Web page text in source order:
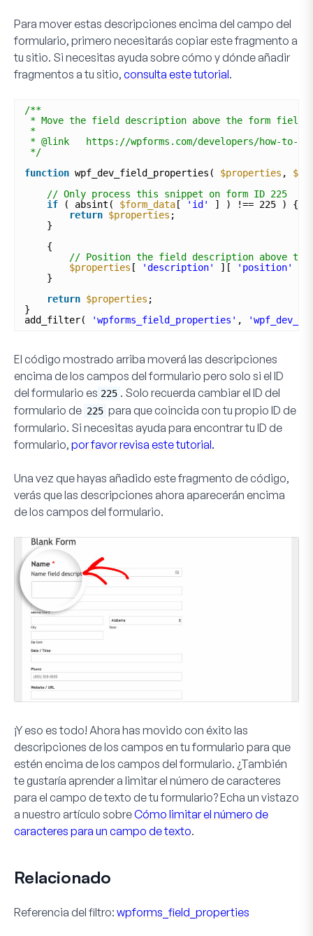
Para mover estas descripciones encima del campo del
formulario, primero necesitarás copiar este fragmento a
tu sitio. Si necesitas ayuda sobre cómo y dónde añadir
fragmentos a tu sitio, consulta este tutorial.
/**
* Move the field description above the form field.
*
* @link   https://wpforms.com/developers/how-
*/
function wpf_dev_field_properties( $properties ,
// Only process this snippet on form ID 225
if
( absint( $form_data[ 'id'
] ) !== 225 ) {
return $properties ;
}
{
// Position the field description above
$properties [ 'description' ][ 'position'
}
return $properties ;
}
add_filter(
'wpforms_field_properties' ,
El código mostrado arriba moverá las descripciones
encima de los campos del formulario pero solo si el ID
del formulario es 225 . Solo recuerda cambiar el ID del
formulario de 225 para que coincida con tu propio ID de
formulario. Si necesitas ayuda para encontrar tu ID de
formulario, por favor revisa este tutorial.
Una vez que hayas añadido este fragmento de código,
verás que las descripciones ahora aparecerán encima
de los campos del formulario.
¡Y eso es todo! Ahora has movido con éxito las
descripciones de los campos en tu formulario para que
estén encima de los campos del formulario. ¿También
te gustaría aprender a limitar el número de caracteres
para el campo de texto de tu formulario? Echa un vistazo
a nuestro artículo sobreCómo limitar el número de
caracteres para un campo de texto.
Relacionado
Referencia del filtro: wpforms_field_properties